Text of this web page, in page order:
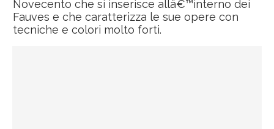
Novecento che si inserisce allâ€™interno dei
Fauves e che caratterizza le sue opere con
tecniche e colori molto forti.